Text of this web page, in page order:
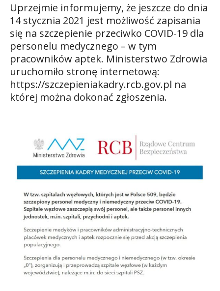
Uprzejmie informujemy, że jeszcze do dnia
14 stycznia 2021 jest możliwość zapisania
się na szczepienie przeciwko COVID-19 dla
personelu medycznego – w tym
pracowników aptek. Ministerstwo Zdrowia
uruchomiło stronę internetową:
https://szczepieniakadry.rcb.gov.pl na
której można dokonać zgłoszenia.